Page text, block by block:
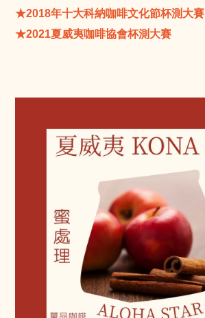
★2018年十大科納咖啡文化節杯測大賽
★2021夏威夷咖啡協會杯測大賽